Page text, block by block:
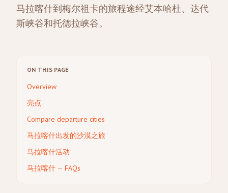
马拉喀什到梅尔祖卡的旅程途经艾本哈杜、达代
斯峡谷和托德拉峡谷。
ON THIS PAGE
Overview
亮点
Compare departure cities
马拉喀什出发的沙漠之旅
马拉喀什活动
马拉喀什 — FAQs